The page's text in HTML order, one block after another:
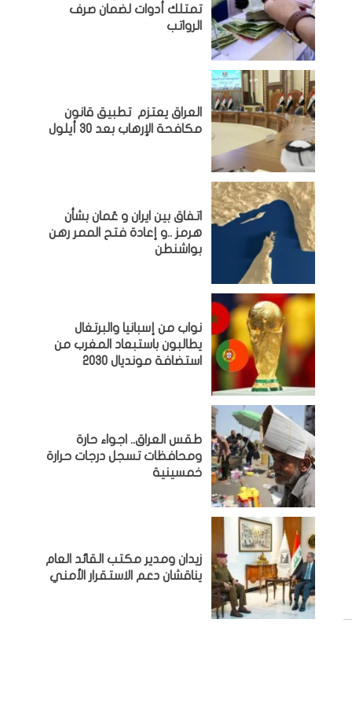
تمتلك أدوات لضمان صرف
الرواتب
العراق يعتزم تطبيق قانون
مكافحة الإرهاب بعد 30 أيلول
اتفاق بين ايران و عُمان بشأن
هرمز ..و إعادة فتح الممر رهن
بواشنطن
نواب من إسبانيا والبرتغال
يطالبون باستبعاد المغرب من
استضافة مونديال 2030
طقس العراق.. اجواء حارة
ومحافظات تسجل درجات حرارة
خمسينية
زيدان ومدير مكتب القائد العام
يناقشان دعم الاستقرار الأمني